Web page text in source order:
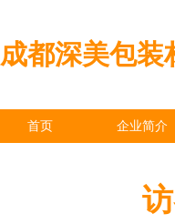
成都深美包装
首页 企业简介